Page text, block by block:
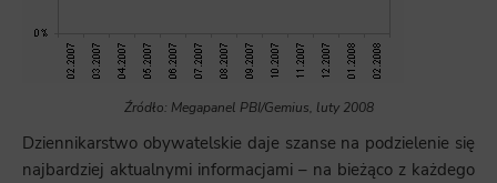
Źródło: Megapanel PBI/Gemius, luty 2008
Dziennikarstwo obywatelskie daje szanse na podzielenie się
najbardziej aktualnymi informacjami – na bieżąco z każdego